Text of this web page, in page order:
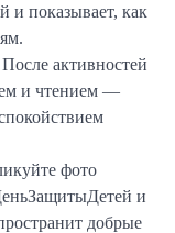
и показывает, как
После активностей
и чтением —
фото
и
добрые